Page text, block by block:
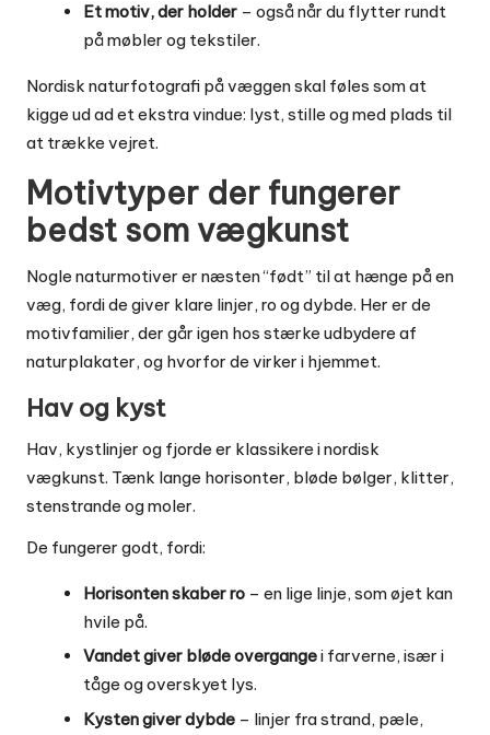
Et motiv, der holder – også når du flytter rundt
på møbler og tekstiler.
Nordisk naturfotografi på væggen skal føles som at
kigge ud ad et ekstra vindue: lyst, stille og med plads til
at trække vejret.
Motivtyper der fungerer
bedst som vægkunst
Nogle naturmotiver er næsten “født” til at hænge på en
væg, fordi de giver klare linjer, ro og dybde. Her er de
motivfamilier, der går igen hos stærke udbydere af
naturplakater, og hvorfor de virker i hjemmet.
Hav og kyst
Hav, kystlinjer og fjorde er klassikere i nordisk
vægkunst. Tænk lange horisonter, bløde bølger, klitter,
stenstrande og moler.
De fungerer godt, fordi:
Horisonten skaber ro – en lige linje, som øjet kan
hvile på.
Vandet giver bløde overgangei farverne, især i
tåge og overskyet lys.
Kysten giver dybde – linjer fra strand, pæle,